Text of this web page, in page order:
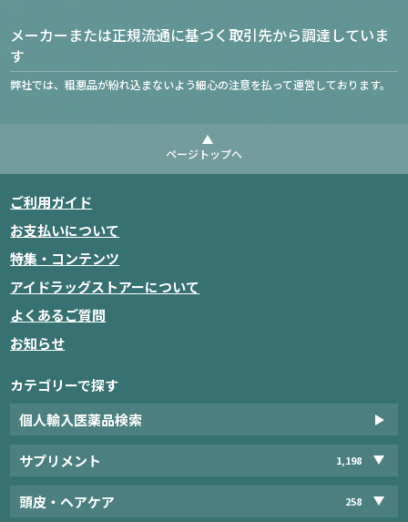
メーカーまたは正規流通に基づく取引先から調達していま
す
弊社では、粗悪品が紛れ込まないよう細心の注意を払って運営しております。
ページトップへ
ご利用ガイド
お支払いについて
特集・コンテンツ
アイドラッグストアーについて
よくあるご質問
お知らせ
カテゴリーで探す
個人輸入医薬品検索
サプリメント 1,198
頭皮・ヘアケア 258